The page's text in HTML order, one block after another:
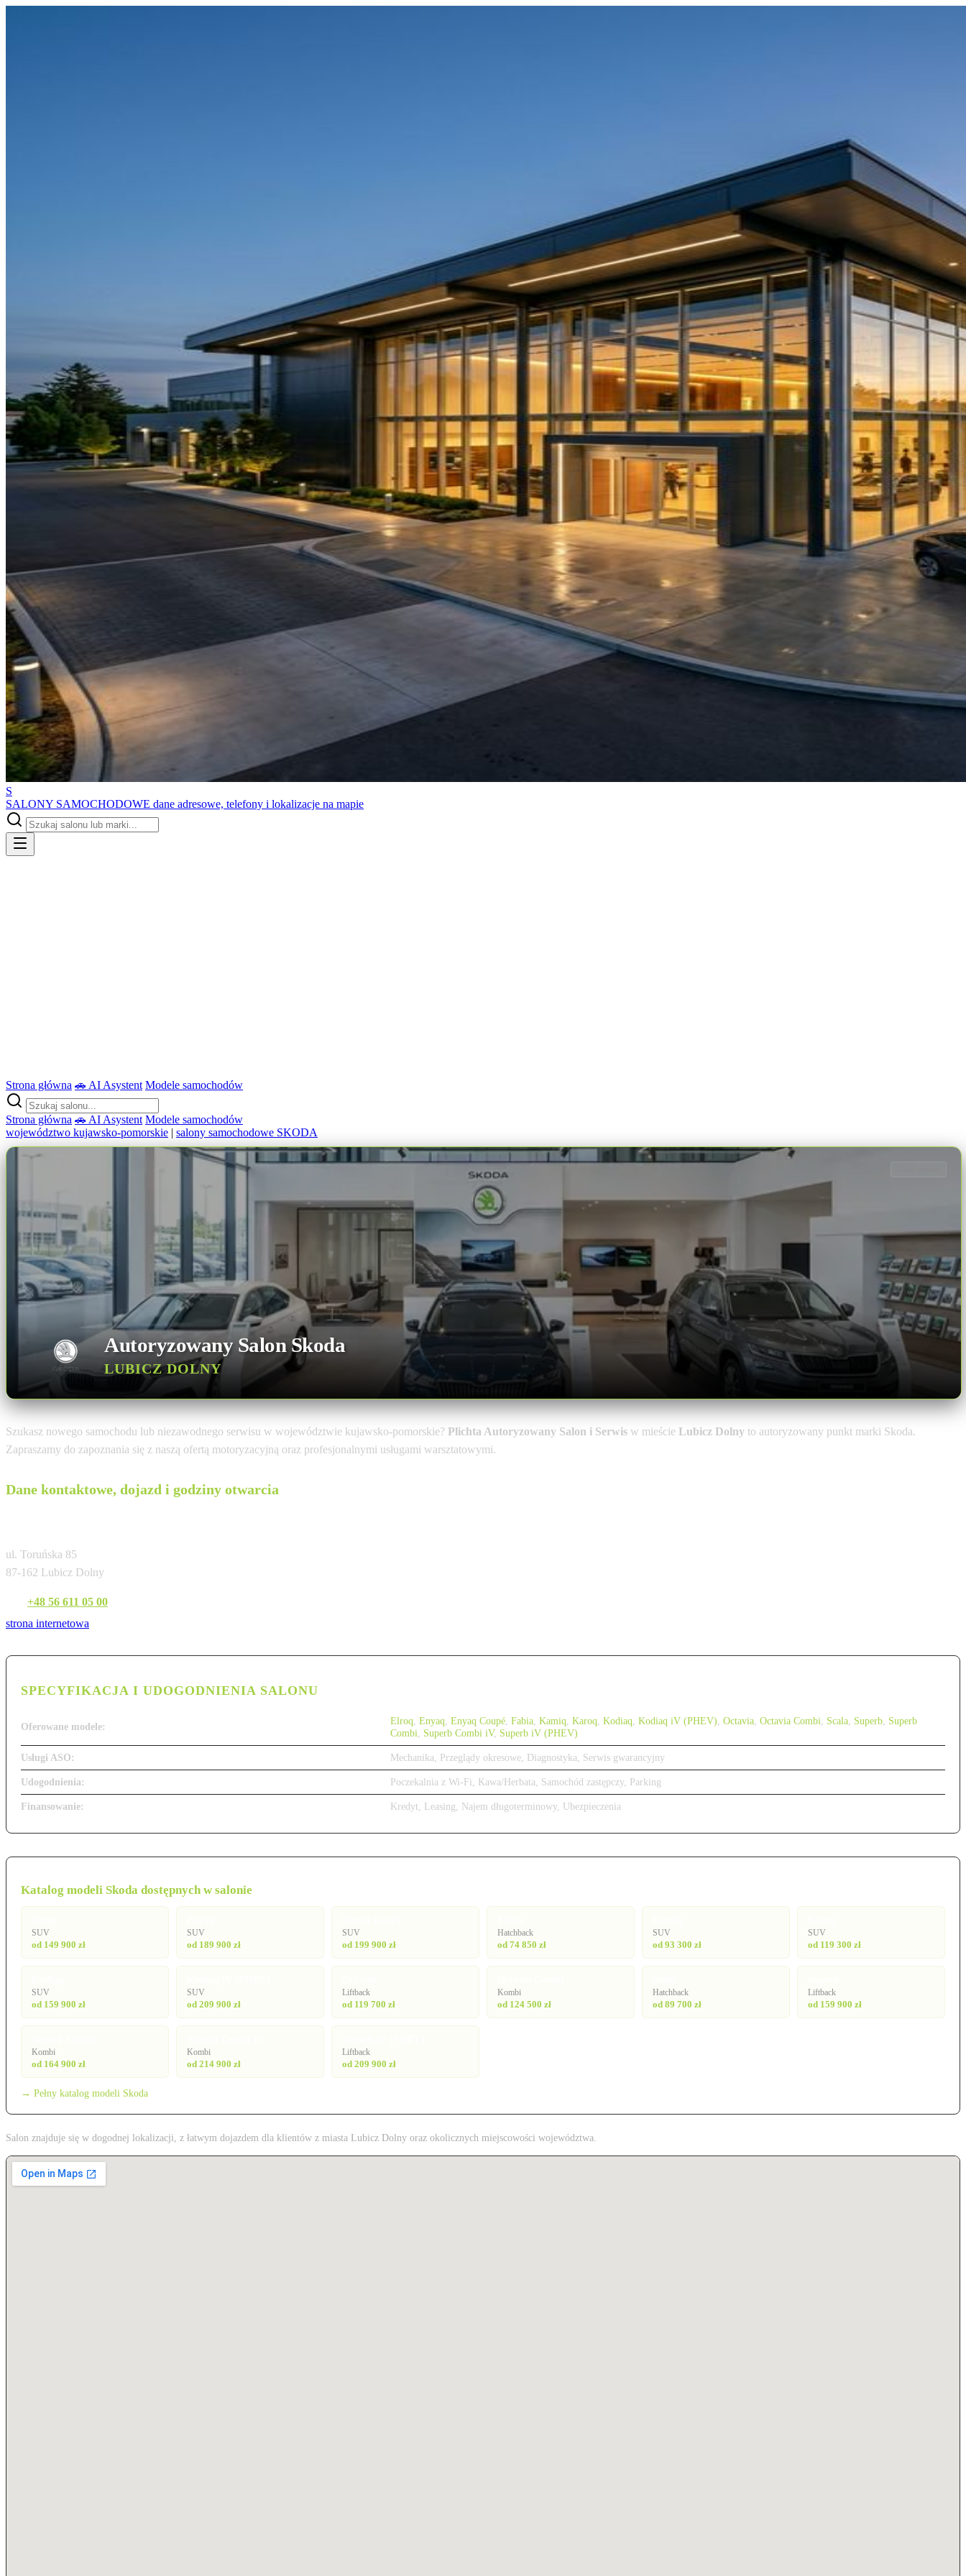
S
SALONY SAMOCHODOWE dane adresowe, telefony i lokalizacje na mapie
Strona główna 🚗 AI Asystent Modele samochodów
Strona główna 🚗 AI Asystent Modele samochodów
województwo kujawsko-pomorskie | salony samochodowe SKODA
Autoryzowany Salon Skoda
LUBICZ DOLNY
Szukasz nowego samochodu lub niezawodnego serwisu w województwie kujawsko-pomorskie? Plichta Autoryzowany Salon i Serwis w mieście Lubicz Dolny to autoryzowany punkt marki Skoda.
Zapraszamy do zapoznania się z naszą ofertą motoryzacyjną oraz profesjonalnymi usługami warsztatowymi.
Dane kontaktowe, dojazd i godziny otwarcia
ul. Toruńska 85
87-162 Lubicz Dolny
+48 56 611 05 00
strona internetowa
SPECYFIKACJA I UDOGODNIENIA SALONU
Oferowane modele: Elroq Enyaq Enyaq Coupé Fabia Kamiq Karoq Kodiaq Kodiaq iV (PHEV) Octavia Octavia Combi Scala Superb Superb
Combi
Superb Combi iV, Superb iV (PHEV)
Usługi ASO: Mechanika, Przeglądy okresowe, Diagnostyka, Serwis gwarancyjny
Udogodnienia: Poczekalnia z Wi-Fi, Kawa/Herbata, Samochód zastępczy, Parking
Finansowanie: Kredyt, Leasing, Najem długoterminowy, Ubezpieczenia
Katalog modeli Skoda dostępnych w salonie
SUV
od 149 900 zł
SUV
od 189 900 zł
SUV
od 199 900 zł
Hatchback
od 74 850 zł
SUV
od 93 300 zł
SUV
od 119 300 zł
SUV
od 159 900 zł
SUV
od 209 900 zł
Liftback
od 119 700 zł
Kombi
od 124 500 zł
Hatchback
od 89 700 zł
Liftback
od 159 900 zł
Kombi
od 164 900 zł
Kombi
od 214 900 zł
Liftback
od 209 900 zł
→ Pełny katalog modeli Skoda
Salon znajduje się w dogodnej lokalizacji, z łatwym dojazdem dla klientów z miasta Lubicz Dolny oraz okolicznych miejscowości województwa.